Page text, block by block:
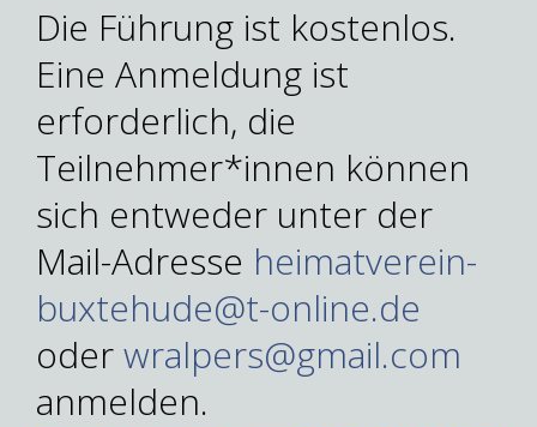
Die Führung ist kostenlos.
Eine Anmeldung ist
erforderlich, die
Teilnehmer*innen können
sich entweder unter der
Mail-Adresse heimatverein-
buxtehude@t-online.de
oderwralpers@gmail.com
anmelden.